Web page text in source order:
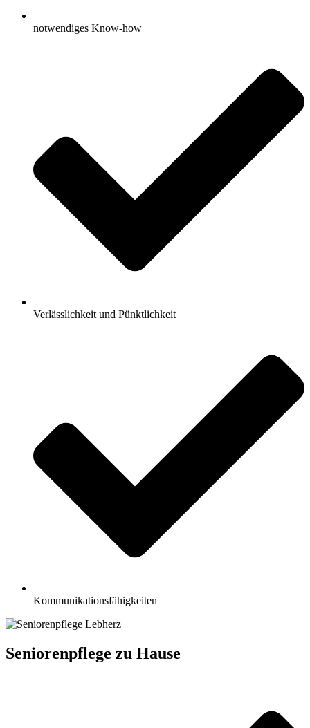
notwendiges Know-how
Verlässlichkeit und Pünktlichkeit
Kommunikationsfähigkeiten
Seniorenpflege zu Hause